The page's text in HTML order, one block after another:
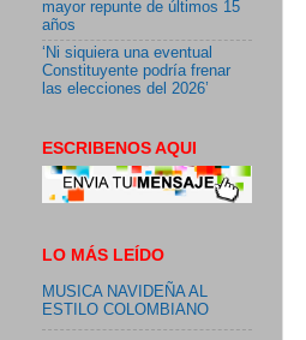
mayor repunte de últimos 15
años
‘Ni siquiera una eventual
Constituyente podría frenar
las elecciones del 2026’
ESCRIBENOS AQUI
LO MÁS LEÍDO
MUSICA NAVIDEÑA AL
ESTILO COLOMBIANO